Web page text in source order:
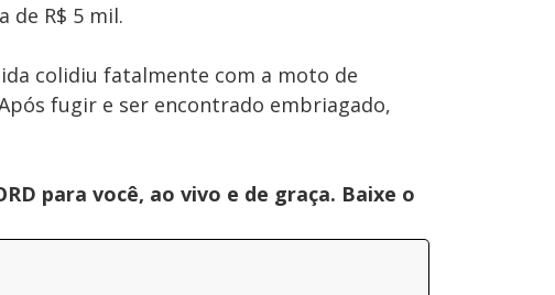
de R$ 5 mil.
colidiu fatalmente com a moto de
fugir e ser encontrado embriagado,
para você, ao vivo e de graça. Baixe o